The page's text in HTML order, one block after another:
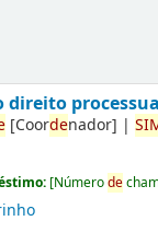
direito
[Coordenador] |
[Númerode